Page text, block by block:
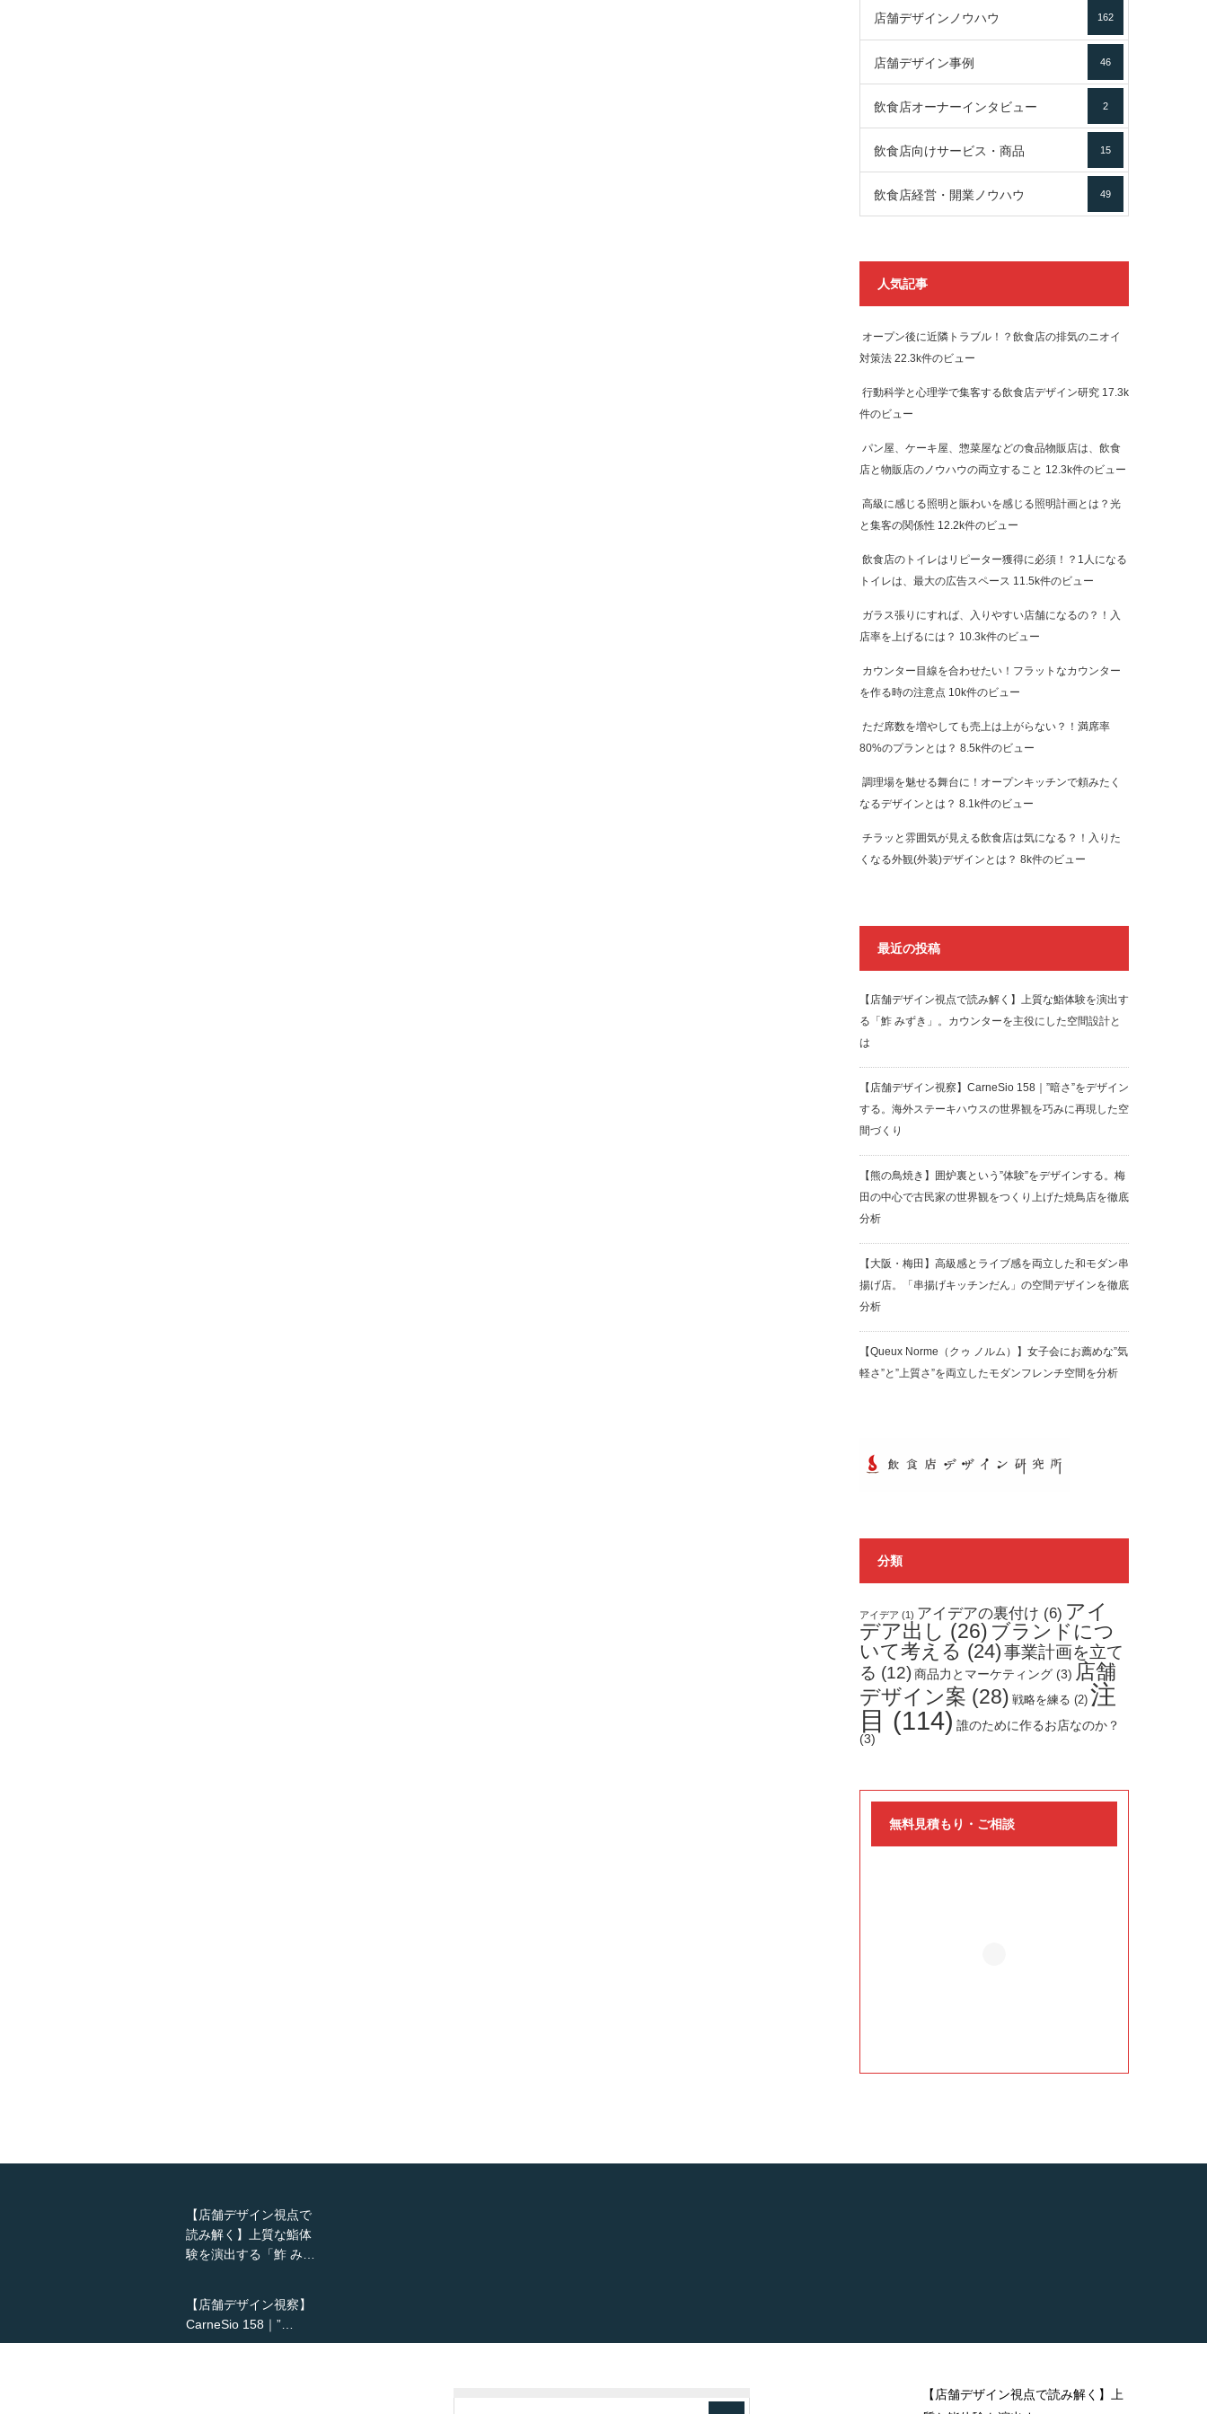
店舗デザインノウハウ 162
店舗デザイン事例 46
飲食店オーナーインタビュー 2
飲食店向けサービス・商品 15
飲食店経営・開業ノウハウ 49
人気記事
オープン後に近隣トラブル！？飲食店の排気のニオイ
対策法 22.3k件のビュー
行動科学と心理学で集客する飲食店デザイン研究 17.3k
件のビュー
パン屋、ケーキ屋、惣菜屋などの食品物販店は、飲食
店と物販店のノウハウの両立すること 12.3k件のビュー
高級に感じる照明と賑わいを感じる照明計画とは？光
と集客の関係性 12.2k件のビュー
飲食店のトイレはリピーター獲得に必須！？1人になる
トイレは、最大の広告スペース 11.5k件のビュー
ガラス張りにすれば、入りやすい店舗になるの？！入
店率を上げるには？ 10.3k件のビュー
カウンター目線を合わせたい！フラットなカウンター
を作る時の注意点 10k件のビュー
ただ席数を増やしても売上は上がらない？！満席率
80%のプランとは？ 8.5k件のビュー
調理場を魅せる舞台に！オープンキッチンで頼みたく
なるデザインとは？ 8.1k件のビュー
チラッと雰囲気が見える飲食店は気になる？！入りた
くなる外観(外装)デザインとは？ 8k件のビュー
最近の投稿
【店舗デザイン視点で読み解く】上質な鮨体験を演出す
る「鮓 みずき」。カウンターを主役にした空間設計と
は
【店舗デザイン視察】CarneSio 158｜”暗さ”をデザイン
する。海外ステーキハウスの世界観を巧みに再現した空
間づくり
【熊の鳥焼き】囲炉裏という”体験”をデザインする。梅
田の中心で古民家の世界観をつくり上げた焼鳥店を徹底
分析
【大阪・梅田】高級感とライブ感を両立した和モダン串
揚げ店。「串揚げキッチンだん」の空間デザインを徹底
分析
【Queux Norme（クゥ ノルム）】女子会にお薦めな”気
軽さ”と”上質さ”を両立したモダンフレンチ空間を分析
分類
アイデア (1) アイデアの裏付け (6) アイ
デア出し (26) ブランドにつ
いて考える (24)事業計画を立て
る (12)商品力とマーケティング (3) 店舗
デザイン案 (28) 戦略を練る (2) 注
目 (114) 誰のために作るお店なのか？
(3)
無料見積もり・ご相談
【店舗デザイン視点で
読み解く】上質な鮨体
験を演出する「鮓 み…
【店舗デザイン視察】
CarneSio 158｜”…
【店舗デザイン視点で読み解く】上